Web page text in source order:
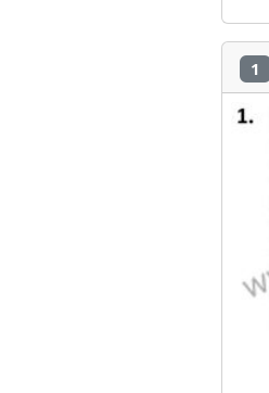
1